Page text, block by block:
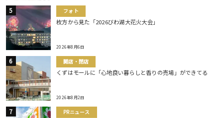
フォト
枚方から見た「2026びわ湖大花火大会」
2026年8月6日
開店・閉店
くずはモールに「心地良い暮らしと香りの売場」ができてる
2026年8月2日
PRニュース